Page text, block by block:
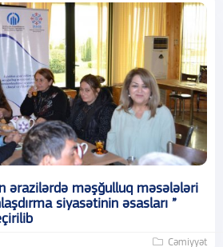
ərazilərdə məşğulluq məsələləri
siyasətinin əsasları ”
Cəmiyyət